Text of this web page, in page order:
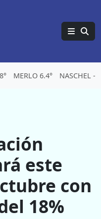
MERLO 6.4° NASCHEL -
este
con
18%